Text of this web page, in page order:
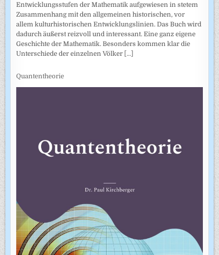
Entwicklungsstufen der Mathematik aufgewiesen in stetem
Zusammenhang mit den allgemeinen historischen, vor
allem kulturhistorischen Entwicklungslinien. Das Buch wird
dadurch äußerst reizvoll und interessant. Eine ganz eigene
Geschichte der Mathematik. Besonders kommen klar die
Unterschiede der einzelnen Völker [...]
Quantentheorie